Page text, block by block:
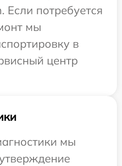
Если потребуется
мы
в
центр
мы